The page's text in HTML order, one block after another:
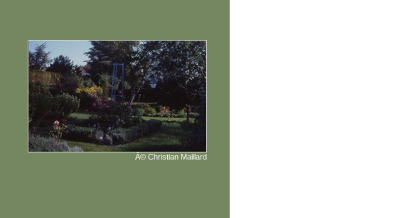
Â© Christian Maillard